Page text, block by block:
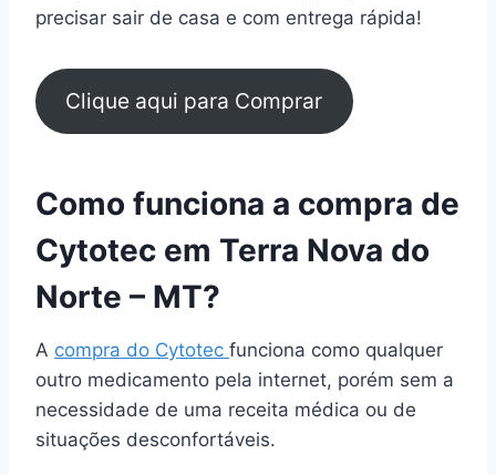
precisar sair de casa e com entrega rápida!
Clique aqui para Comprar
Como funciona a compra de
Cytotec em Terra Nova do
Norte – MT?
A compra do Cytotec funciona como qualquer
outro medicamento pela internet, porém sem a
necessidade de uma receita médica ou de
situações desconfortáveis.